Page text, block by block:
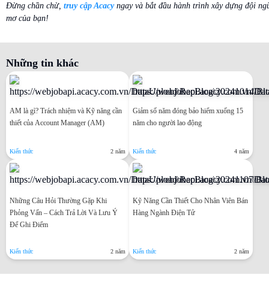
Đừng chần chừ, truy cập Acacyngay và bắt đầu hành trình xây dựng đội
mơ của bạn!
Những tin khác
AM là gì? Trách nhiệm và Kỹ năng cần
thiết của Account Manager (AM)
Kiến thức 2 năm
Giảm số năm đóng bảo hiểm xuống 15
năm cho người lao động
Kiến thức 4 năm
Những Câu Hỏi Thường Gặp Khi
Phỏng Vấn – Cách Trả Lời Và Lưu Ý
Để Ghi Điểm
Kiến thức 2 năm
Kỹ Năng Cần Thiết Cho Nhân Viên Bán
Hàng Ngành Điện Tử
Kiến thức 2 năm